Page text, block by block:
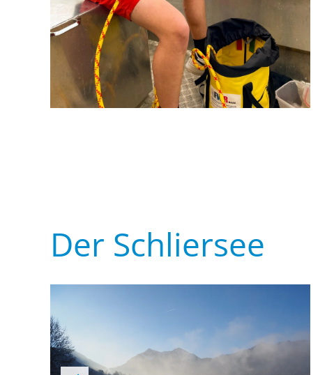
Der Schliersee